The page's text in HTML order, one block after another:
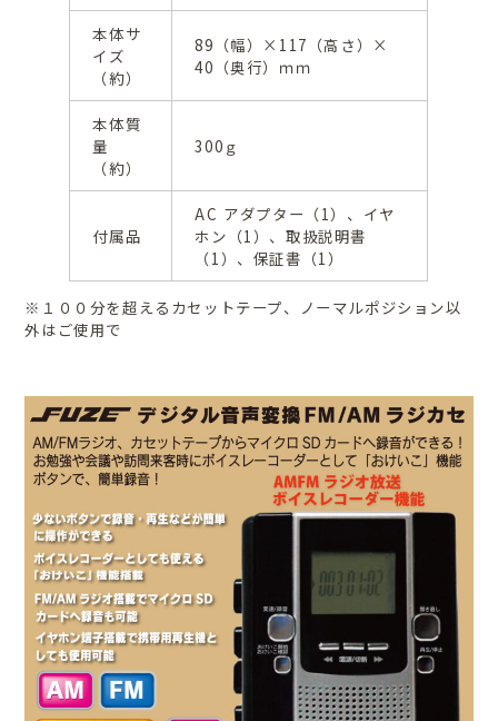
本体サ
イズ
（約）
89（幅）×117（高さ）×
40（奥行）ｍｍ
本体質
量
（約）
300ｇ
付属品
AC アダプター（1）、イヤ
ホン（1）、取扱説明書
（1）、保証書（1）
※１００分を超えるカセットテープ、ノーマルポジション以
外はご使用で